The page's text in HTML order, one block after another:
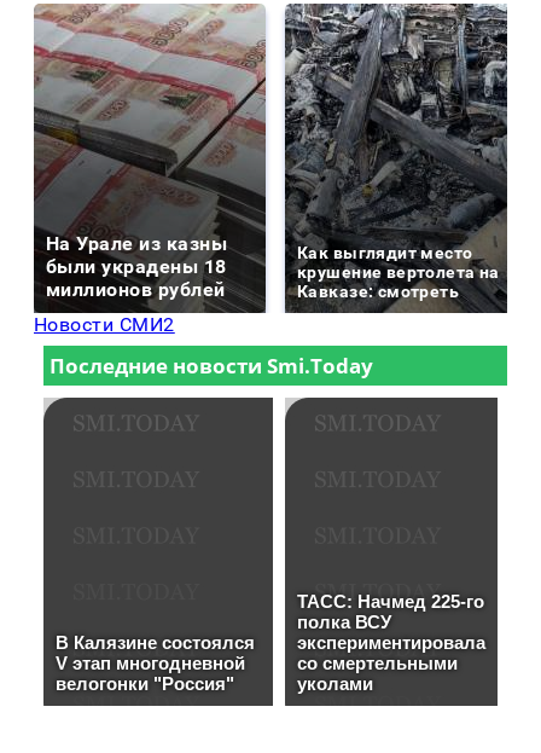
На Урале из казны
были украдены 18
миллионов рублей
Как выглядит место
крушение вертолета на
Кавказе: смотреть
Новости СМИ2